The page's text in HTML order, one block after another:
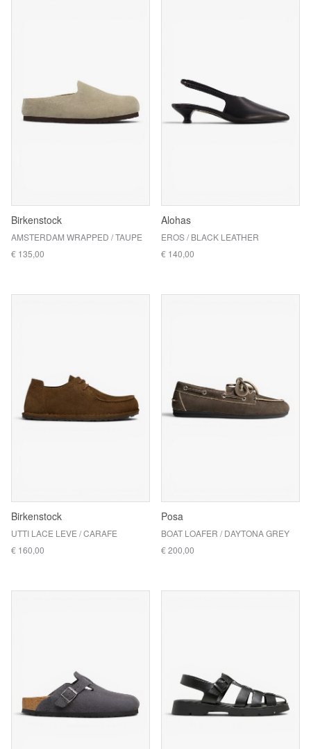
Birkenstock
AMSTERDAM WRAPPED / TAUPE
€ 135,00
Alohas
EROS / BLACK LEATHER
€ 140,00
Birkenstock
UTTI LACE LEVE / CARAFE
€ 160,00
Posa
BOAT LOAFER / DAYTONA GREY
€ 200,00